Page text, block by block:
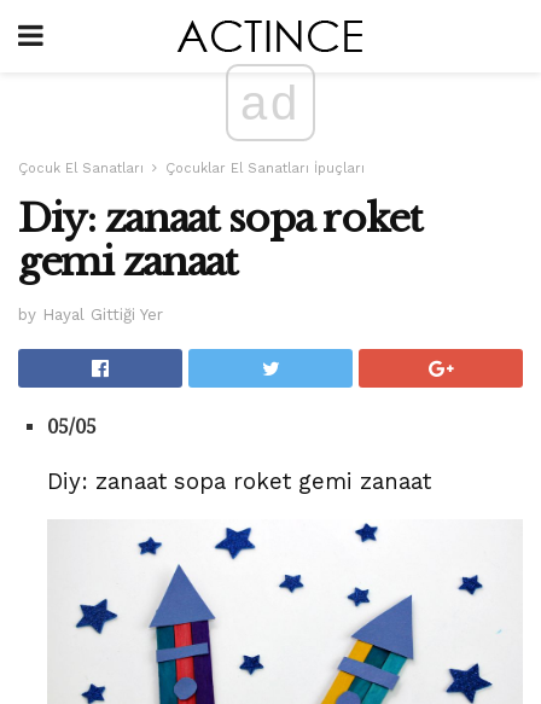
ad
Çocuk El Sanatları Çocuklar El Sanatları İpuçları
Diy: zanaat sopa roket
gemi zanaat
by Hayal Gittiği Yer
05/05
Diy: zanaat sopa roket gemi zanaat